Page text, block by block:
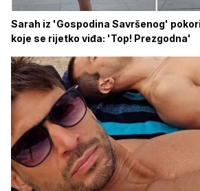
Sarah iz 'Gospodina Savršenog'
koje se rijetko viđa: 'Top! Prezgodna'